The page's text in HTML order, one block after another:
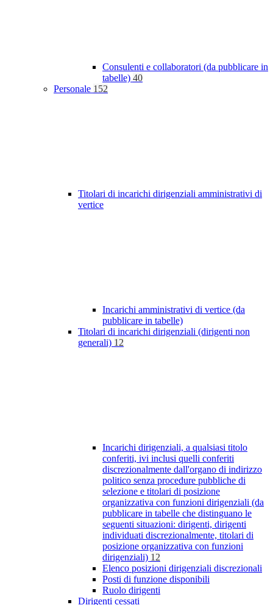
Consulenti e collaboratori (da pubblicare in
tabelle) 40
Personale 152
Titolari di incarichi dirigenziali amministrativi di
vertice
Incarichi amministrativi di vertice (da
pubblicare in tabelle)
Titolari di incarichi dirigenziali (dirigenti non
generali) 12
Incarichi dirigenziali, a qualsiasi titolo
conferiti, ivi inclusi quelli conferiti
discrezionalmente dall'organo di indirizzo
politico senza procedure pubbliche di
selezione e titolari di posizione
organizzativa con funzioni dirigenziali (da
pubblicare in tabelle che distinguano le
seguenti situazioni: dirigenti, dirigenti
individuati discrezionalmente, titolari di
posizione organizzativa con funzioni
dirigenziali) 12
Elenco posizioni dirigenziali discrezionali
Posti di funzione disponibili
Ruolo dirigenti
Dirigenti cessati